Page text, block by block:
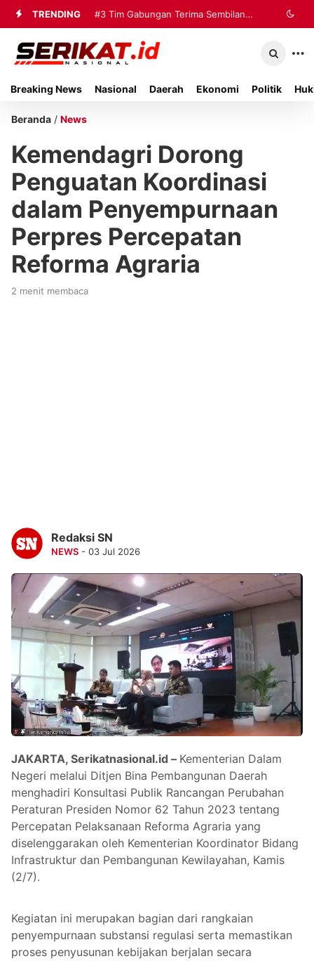
TRENDING #2 Perkimhub Sumenep
Matangkan Pelaksanaan RTLH 2026,
#3 Tim Gabungan Terima Sembilan
Korban Evakuasi KM Mutiara Sentosa
Breaking News Nasional Daerah Ekonomi Politik
Beranda / News
Kemendagri Dorong
Penguatan Koordinasi
dalam Penyempurnaan
Perpres Percepatan
Reforma Agraria
2 menit membaca
Redaksi SN
NEWS - 03 Jul 2026
JAKARTA, Serikatnasional.id – Kementerian Dalam
Negeri melalui Ditjen Bina Pembangunan Daerah
menghadiri Konsultasi Publik Rancangan Perubahan
Peraturan Presiden Nomor 62 Tahun 2023 tentang
Percepatan Pelaksanaan Reforma Agraria yang
diselenggarakan oleh Kementerian Koordinator Bidang
Infrastruktur dan Pembangunan Kewilayahan, Kamis
(2/7).
Kegiatan ini merupakan bagian dari rangkaian
penyempurnaan substansi regulasi serta memastikan
proses penyusunan kebijakan berjalan secara